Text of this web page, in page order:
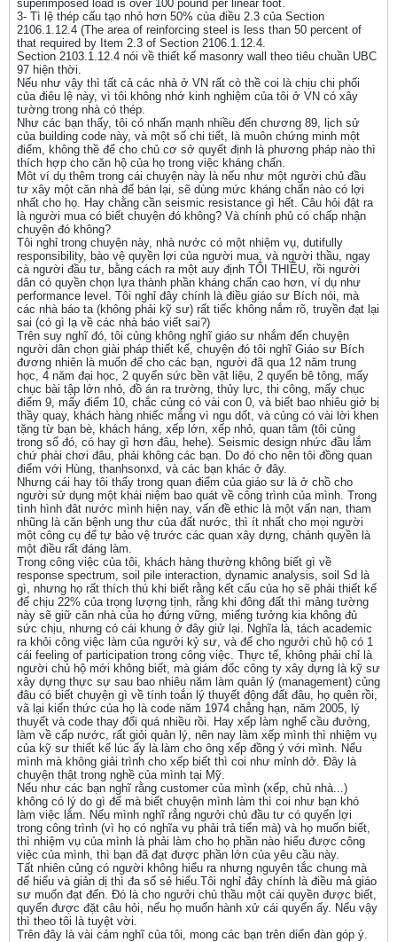
superimposed load is over 100 pound per linear foot.
3- Tì lệ thép cấu tạo nhỏ hơn 50% của điều 2.3 của Section
2106.1.12.4 (The area of reinforcing steel is less than 50 percent of
that required by Item 2.3 of Section 2106.1.12.4.
Section 2103.1.12.4 nói về thiết kế masonry wall theo tiêu chuần UBC
97 hiện thời.
Nếu như vậy thì tất cả các nhà ở VN rất cò thề coi là chịu chi phối
của điêu lệ này, vì tôi không nhớ kinh nghiệm của tôi ở VN có xây
tường trong nhà có thép.
Như các bạn thấy, tôi có nhấn mạnh nhiều đến chương 89, lịch sử
của building code này, và một số chi tiết, là muôn chứng minh một
điểm, không thề để cho chủ cơ sở quyết định là phương pháp nào thì
thích hợp cho căn hộ của họ trong việc kháng chấn.
Môt ví dụ thêm trong cái chuyện này là nếu như một người chủ đầu
tư xây một căn nhà để bán lại, sẽ dùng mức kháng chấn nào có lợi
nhất cho họ. Hay chằng cần seismic resistance gì hết. Câu hỏi đật ra
là người mua có biết chuyện đó không? Và chính phủ có chấp nhận
chuyện đó không?
Tôi nghỉ trong chuyện này, nhà nước có một nhiệm vụ, dutifully
responsibility, bào vệ quyền lợi của người mua, và người thầu, ngay
cà người đầu tư, bằng cách ra một auy định TỐI THIỂU, rồi người
dân có quyền chọn lựa thành phần kháng chấn cao hơn, ví dụ như
performance level. Tôi nghỉ đây chính là điều giáo sư Bích nói, mà
các nhà báo ta (không phải kỹ sư) rất tiếc không nắm rõ, truyền đạt lại
sai (có gì lạ về các nhà báo viết sai?)
Trên suy nghĩ đó, tôi củng không nghĩ giáo sư nhắm đến chuyện
người dân chọn giài pháp thiết kế, chuyện đó tôi nghĩ Giáo sư Bích
đương nhiên là muốn để cho các bạn, người đã qua 12 năm trung
học, 4 năm đại học, 2 quyển sức bền vật liệu, 2 quyển bê tông, mấy
chục bài tập lớn nhỏ, đồ án ra trường, thủy lực, thi công, mấy chục
điểm 9, mấy điểm 10, chắc củng có vài con 0, và biết bao nhiêu giở bị
thầy quay, khách hàng nhiếc mắng vì ngu dốt, và củng có vài lời khen
tặng từ bạn bè, khách háng, xếp lớn, xếp nhỏ, quan tâm (tôi củng
trong số đó, có hay gì hơn đâu, hehe). Seismic design nhức đầu lắm
chứ phài chơi đâu, phải không các bạn. Do đó cho nên tôi đồng quan
điểm với Hùng, thanhsonxd, và các bạn khác ở đây.
Nhưng cái hay tôi thấy trong quan điểm của giáo sư là ở chồ cho
người sử dụng một khái niệm bao quát về công trình của mình. Trong
tình hình đât nước mình hiện nay, vấn đề ethic là một vấn nạn, tham
nhũng là căn bệnh ung thư của đất nước, thì ít nhất cho mọi người
một công cụ để tự bảo vệ trước các quan xây dựng, chánh quyền là
một điều rất đáng làm.
Trong công việc của tôi, khách hàng thường không biết gì về
response spectrum, soil pile interaction, dynamic analysis, soil Sd là
gì, nhưng họ rất thích thú khi biết rằng kết cấu của họ sẽ phải thiết kế
để chịu 22% của trọng lượng tịnh, rằng khi đông đất thì mảng tường
này sẽ giữ căn nhà của họ đứng vững, miếng tưởng kia không đủ
sức chịu, nhưng có cái khung ở đây giử lại. Nghĩa là, tách academic
ra khỏi công việc làm của ngưởi kỷ sư, và để cho ngưởi chủ hộ có 1
cái feeling of participation trong công việc. Thực tế, không phải chỉ là
người chủ hộ mới không biết, mà giám đốc công ty xây dựng là kỹ sư
xây dựng thực sự sau bao nhiêu năm làm quản lý (management) củng
đâu có biết chuyện gì về tính toắn lý thuyết động đất đâu, họ quên rồi,
vã lại kiến thức của họ là code năm 1974 chẳng hạn, năm 2005, lý
thuyết và code thay đổi quá nhiều rồi. Hay xếp làm nghể cầu đưởng,
làm về cấp nước, rất giỏi quản lý, nên nay làm xếp mình thì nhiệm vụ
của kỹ sư thiết kế lúc ấy là làm cho ông xếp đồng ý với mình. Nếu
mình mà không giải trình cho xếp biết thì coi như mỉnh dở. Đây là
chuyện thật trong nghề của mình tại Mỹ.
Nếu như các bạn nghĩ rằng customer của mình (xếp, chủ nhà...)
không có lý do gì để mà biết chuyện mình làm thì coi như bạn khó
làm việc lắm. Nếu mình nghĩ rẳng ngưởi chủ đầu tư có quyển lợi
trong công trình (vì họ có nghĩa vụ phải trả tiển mà) và họ muốn biết,
thì nhiệm vụ của mình là phải làm cho họ phần nào hiểu được công
việc của mình, thì bạn đã đạt được phần lớn của yêu cầu này.
Tất nhiên củng có người không hiểu ra nhưng nguyên tắc chung mà
dể hiểu và giản dị thì đa số sẻ hiểu.Tôi nghỉ đây chính là điều mả giáo
sư muốn đạt đến. Đó là cho ngưởi chủ thầu một cái quyền được biết,
quyển được đặt câu hỏi, nếu họ muốn hành xử cái quyển ấy. Nếu vậy
thì theo tôi là tuyệt vời.
Trên đây là vài cảm nghĩ của tôi, mong các bạn trên diển đàn góp ý.